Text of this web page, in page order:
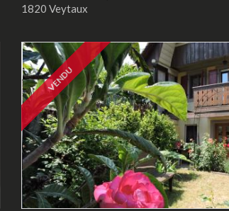
1820 Veytaux
VENDU